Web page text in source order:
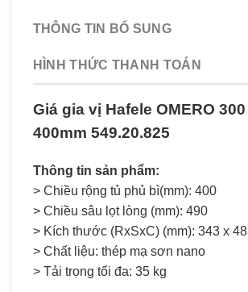
THÔNG TIN BỔ SUNG
HÌNH THỨC THANH TOÁN
Giá gia vị Hafele OMERO
400mm 549.20.825
Thông tin sản phẩm:
> Chiều rộng tủ phủ bì(mm): 400
> Chiều sâu lọt lòng (mm): 490
> Kích thước (RxSxC) (mm): 343 x
> Chất liệu: thép mạ sơn nano
> Tải trọng tối đa: 35 kg